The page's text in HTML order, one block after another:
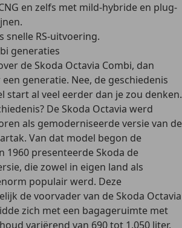
en zelfs met mild-hybride en plug-
snelle RS-uitvoering.
generaties
de Skoda Octavia Combi, dan
generatie. Nee, de geschiedenis
start al veel eerder dan je zou denken.
De Skoda Octavia werd
als gemoderniseerde versie van de
Van dat model begon de
1960 presenteerde Skoda de
, die zowel in eigen land als
populair werd. Deze
de voorvader van de Skoda Octavia
zich met een bagageruimte met
variërend van 690 tot 1.050 liter.